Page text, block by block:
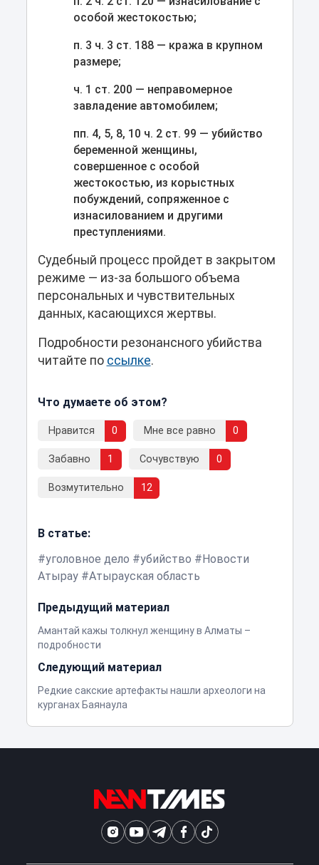
особой жестокостью;
п. 3 ч. 3 ст. 188 — кража в крупном
размере;
ч. 1 ст. 200 — неправомерное
завладение автомобилем;
пп. 4, 5, 8, 10 ч. 2 ст. 99 — убийство
беременной женщины,
совершенное с особой
жестокостью, из корыстных
побуждений, сопряженное с
изнасилованием и другими
преступлениями.
Судебный процесс пройдет в закрытом
режиме — из-за большого объема
персональных и чувствительных
данных, касающихся жертвы.
Подробности резонансного убийства
читайте по ссылке.
Что думаете об этом?
Нравится 0 Мне все равно 0
Забавно 1 Сочувствую 0
Возмутительно 12
В статье:
уголовное дело
убийство
Новости
Атырау
Атырауская область
Предыдущий материал
Амантай кажы толкнул женщину в Алматы –
подробности
Следующий материал
Редкие сакские артефакты нашли археологи на
курганах Баянаула